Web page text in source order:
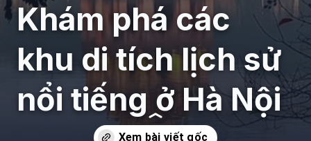
Khám phá các
khu di tích lịch sử
nổi tiếng ở Hà Nội